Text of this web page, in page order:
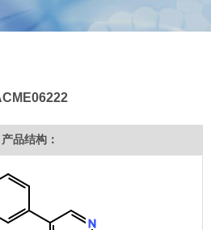
产品结构：